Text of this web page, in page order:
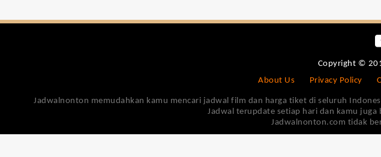
Copyright ©
About Us
Privacy Policy
Jadwalnonton memudahkan kamu mencari jadwal film dan harga tiket di seluruh
Jadwal terupdate setiap hari dan kamu
Jadwalnonton.com tidak